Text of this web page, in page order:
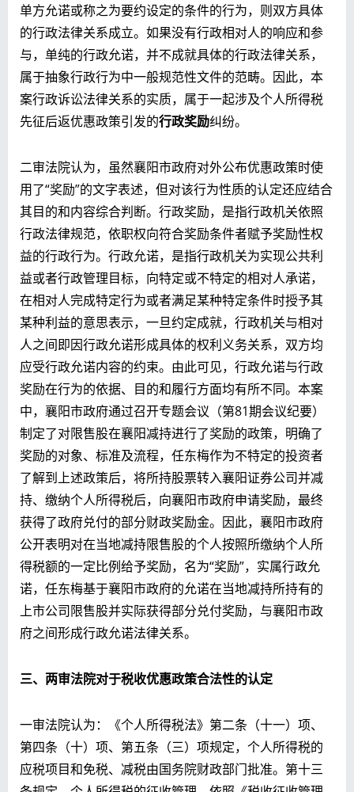
单方允诺或称之为要约设定的条件的行为，则双方具体
的行政法律关系成立。如果没有行政相对人的响应和参
与，单纯的行政允诺，并不成就具体的行政法律关系，
属于抽象行政行为中一般规范性文件的范畴。因此，本
案行政诉讼法律关系的实质，属于一起涉及个人所得税
先征后返优惠政策引发的行政奖励纠纷。
二审法院认为，虽然襄阳市政府对外公布优惠政策时使
用了“奖励”的文字表述，但对该行为性质的认定还应结合
其目的和内容综合判断。行政奖励，是指行政机关依照
行政法律规范，依职权向符合奖励条件者赋予奖励性权
益的行政行为。行政允诺，是指行政机关为实现公共利
益或者行政管理目标，向特定或不特定的相对人承诺，
在相对人完成特定行为或者满足某种特定条件时授予其
某种利益的意思表示，一旦约定成就，行政机关与相对
人之间即因行政允诺形成具体的权利义务关系，双方均
应受行政允诺内容的约束。由此可见，行政允诺与行政
奖励在行为的依据、目的和履行方面均有所不同。本案
中，襄阳市政府通过召开专题会议（第81期会议纪要）
制定了对限售股在襄阳减持进行了奖励的政策，明确了
奖励的对象、标准及流程，任东梅作为不特定的投资者
了解到上述政策后，将所持股票转入襄阳证券公司并减
持、缴纳个人所得税后，向襄阳市政府申请奖励，最终
获得了政府兑付的部分财政奖励金。因此，襄阳市政府
公开表明对在当地减持限售股的个人按照所缴纳个人所
得税额的一定比例给予奖励，名为“奖励”，实属行政允
诺，任东梅基于襄阳市政府的允诺在当地减持所持有的
上市公司限售股并实际获得部分兑付奖励，与襄阳市政
府之间形成行政允诺法律关系。
三、两审法院对于税收优惠政策合法性的认定
一审法院认为：《个人所得税法》第二条（十一）项、
第四条（十）项、第五条（三）项规定，个人所得税的
应税项目和免税、减税由国务院财政部门批准。第十三